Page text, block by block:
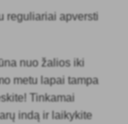
reguliariai apversti
nuo žalios iki
metu lapai tampa
Tinkamai
indą ir laikykite